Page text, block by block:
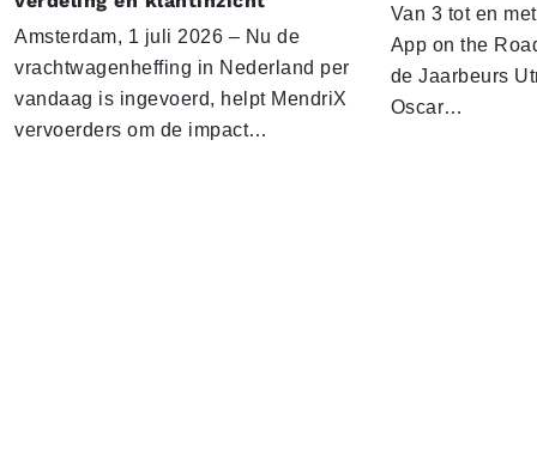
Amsterdam, 1 juli 2026 – Nu de
vrachtwagenheffing in Nederland per
vandaag is ingevoerd, helpt MendriX
vervoerders om de impact…
Van 3 tot en
App on the
de Jaarbeurs
Oscar…